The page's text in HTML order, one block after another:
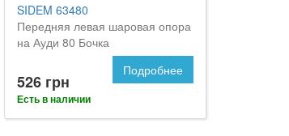
SIDEM 63480
Передняя левая шаровая опора
на Ауди 80 Бочка
526 грн
Есть в наличии
Подробнее